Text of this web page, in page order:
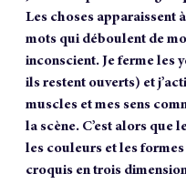
Les choses apparaissent
mots qui déboulent de
inconscient. Je ferme les
ils restent ouverts) et
muscles et mes sens
la scène. C’est alors que
les couleurs et les
croquis en trois